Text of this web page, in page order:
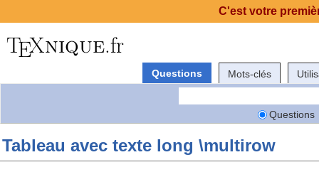
Questions Mots-clés
Questions
Tableau avec texte long \multirow
C'est votre